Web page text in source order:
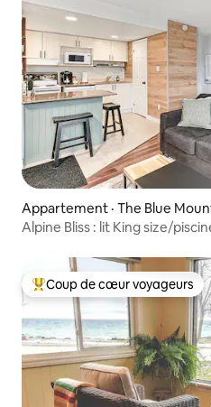
Appartement · The Blue
Alpine Bliss : lit King size/
Coup de cœur voyageurs
Coup de cœur voyageurs